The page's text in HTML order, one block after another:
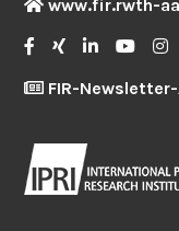
www.fir.rwth-
FIR-